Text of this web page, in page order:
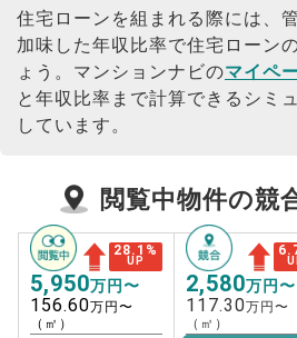
住宅ローンを組まれる際には、
加味した年収比率で住宅ローン
ょう。 マンションナビのマイペ
と年収比率まで計算できるシミ
しています。
閲覧中物件の競
28.1 %
UP
5,950万円〜
156.60万円〜
（㎡）
2,580万円〜
117.30万円〜
（㎡）